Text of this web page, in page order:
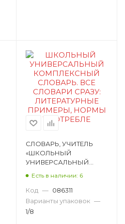
СЛОВАРЬ, УЧИТЕЛЬ
«ШКОЛЬНЫЙ
УНИВЕРСАЛЬНЫЙ
СЛОВАРИ СРАЗУ:
ЛИТЕРАТУРНЫЕ
ПРИМЕР 191б
Есть в наличии: 6
Код — 086311
Варианты упаковок —
1/8